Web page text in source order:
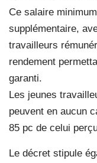
Ce salaire
supplémentaire,
travailleurs
rendement
garanti.
Les jeunes
peuvent en aucun
85 pc de celui
Le décret stipule